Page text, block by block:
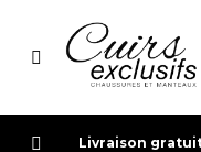
Livraison